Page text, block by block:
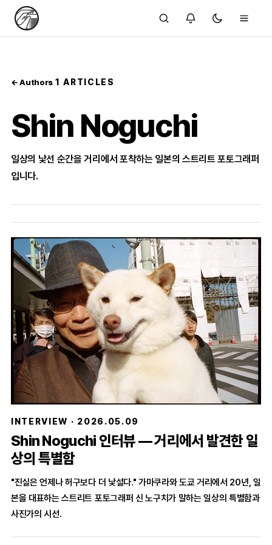
← Authors 1 ARTICLES
Shin Noguchi
일상의 낯선 순간을 거리에서 포착하는 일본의 스트리트 포토그래퍼
입니다.
INTERVIEW · 2026.05.09
Shin Noguchi 인터뷰 — 거리에서 발견한 일
상의 특별함
"진실은 언제나 허구보다 더 낯설다." 가마쿠라와 도쿄 거리에서 20년, 일
본을 대표하는 스트리트 포토그래퍼 신 노구치가 말하는 일상의 특별함과
사진가의 시선.